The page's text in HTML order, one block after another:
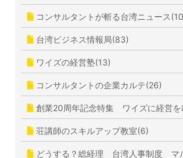
コンサルタントが斬る台湾ニュース
台湾ビジネス情報局(83)
ワイズの経営塾(13)
コンサルタントの企業カルテ(26)
創業20周年記念特集 ワイズに経営を
荘講師のスキルアップ教室(6)
どうする？総経理 台湾人事制度 マ